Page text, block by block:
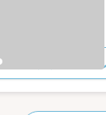
おすすめポイ